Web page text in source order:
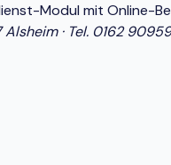
Modul mit Online-
· Tel. 0162